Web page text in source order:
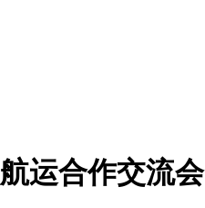
运合作交流会